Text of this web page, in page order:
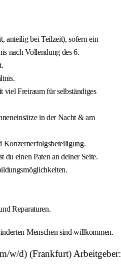
anteilig bei Teilzeit), sofern ein
nach Vollendung des 6.
viel Freiraum für selbständiges
in der Nacht & am
Konzernerfolgsbeteiligung.
du einen Paten an deiner Seite.
Reparaturen.
Menschen sind willkommen.
w/d) (Frankfurt) Arbeitgeber: